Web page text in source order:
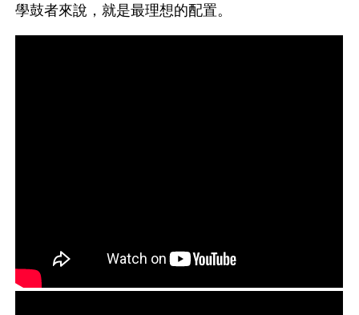
學鼓者來說，就是最理想的配置。